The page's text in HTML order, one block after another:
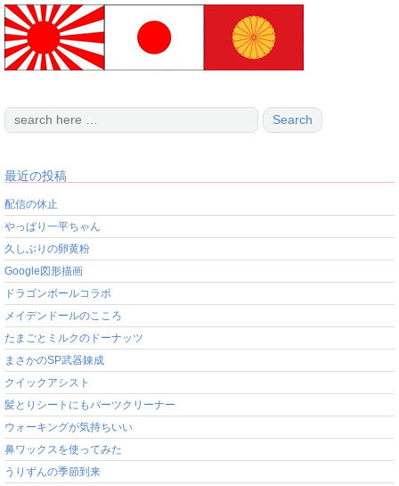
最近の投稿
配信の休止
やっぱり一平ちゃん
久しぶりの卵黄粉
Google図形描画
ドラゴンボールコラボ
メイデンドールのこころ
たまごとミルクのドーナッツ
まさかのSP武器錬成
クイックアシスト
髪とりシートにもパーツクリーナー
ウォーキングが気持ちいい
鼻ワックスを使ってみた
うりずんの季節到来